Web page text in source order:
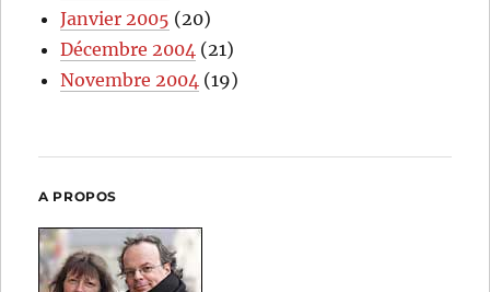
Janvier 2005 (20)
Décembre 2004 (21)
Novembre 2004 (19)
A PROPOS